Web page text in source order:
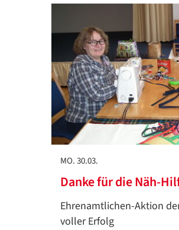
MO. 30.03.
Danke für die Näh-
Ehrenamtlichen-Aktion
voller Erfolg